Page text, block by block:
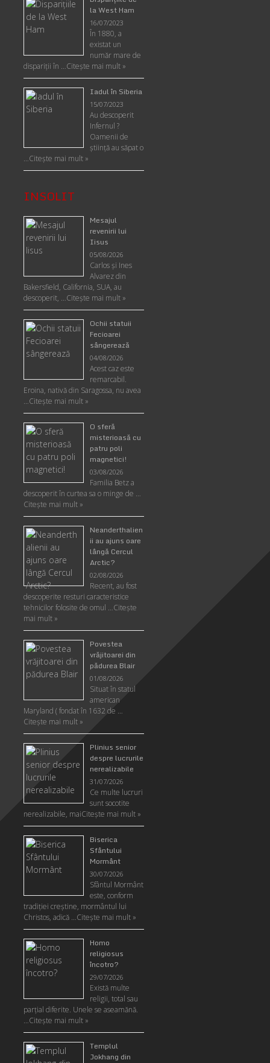
la West Ham
16/07/2023
În 1880, a
existat un
număr mare de
dispariții în …Citește mai mult »
Iadul în Siberia
15/07/2023
Au descoperit
Infernul ?
Oamenii de
ştiinţă au săpat o
…Citește mai mult »
INSOLIT
Mesajul
revenirii lui
Iisus
05/08/2026
Carlos şi Ines
Alvarez din
Bakersfield, California, SUA, au
descoperit, …Citeşte mai mult »
Ochii statuii
Fecioarei
sângerează
04/08/2026
Acest caz este
remarcabil.
Eroina, nativă din Saragossa, nu avea
…Citeşte mai mult »
O sferă
misterioasă cu
patru poli
magnetici!
03/08/2026
Familia Betz a
descoperit în curtea sa o minge de …
Citeşte mai mult »
Neanderthalien
ii au ajuns oare
lângă Cercul
Arctic?
02/08/2026
Recent, au fost
descoperite resturi caracteristice
tehnicilor folosite de omul …Citeşte
mai mult »
Povestea
vrăjitoarei din
pădurea Blair
01/08/2026
Situat în statul
american
Maryland ( fondat în 1632 de …
Citeşte mai mult »
Plinius senior
despre lucrurile
nerealizabile
31/07/2026
Ce multe lucruri
sunt socotite
nerealizabile, maiCiteşte mai mult »
Biserica
Sfântului
Mormânt
30/07/2026
Sfântul Mormânt
este, conform
tradiţiei creştine, mormântul lui
Christos, adică …Citeşte mai mult »
Homo
religiosus
încotro?
29/07/2026
Există multe
religii, total sau
parţial diferite. Unele se aseamănă.
…Citeşte mai mult »
Templul
Jokhang din